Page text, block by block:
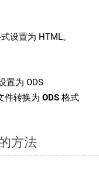
设置为 HTML。
置为 ODS
件转换为 ODS 格式
方法